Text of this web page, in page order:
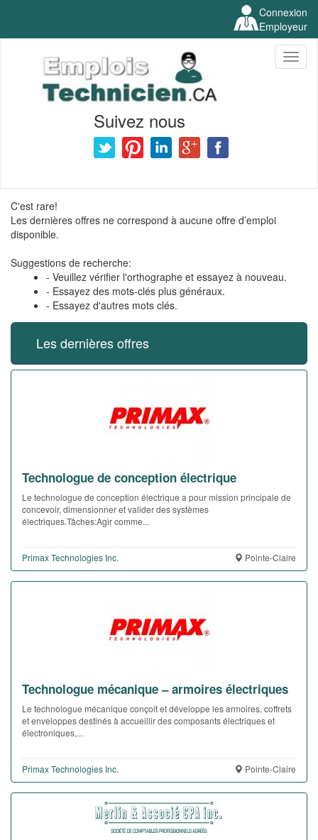
Connexion
Employeur
Suivez nous
C'est rare!
Les dernières offres ne correspond à aucune offre d’emploi
disponible.
Suggestions de recherche:
- Veuillez vérifier l'orthographe et essayez à nouveau.
- Essayez des mots-clés plus généraux.
- Essayez d'autres mots clés.
Les dernières offres
Technologue de conception électrique
Le technologue de conception électrique a pour mission principale de
concevoir, dimensionner et valider des systèmes
électriques.Tâches:Agir comme...
Primax Technologies Inc. Pointe-Claire
Technologue mécanique – armoires électriques
Le technologue mécanique conçoit et développe les armoires, coffrets
et enveloppes destinés à accueillir des composants électriques et
électroniques,...
Primax Technologies Inc. Pointe-Claire